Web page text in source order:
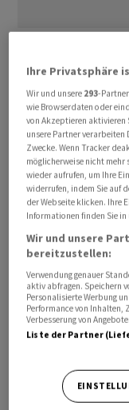
Während der
Nahost die
kommt
schwächelnden
spricht auch das
USA. Die
Mittwochabend
Rohölvorräte
Rekordniveau
+++
17:30
Der
Nachdem am
Ihre Privatsphäre
Wir und unsere 293-
wie Browserdaten oder
von Akzeptieren aktivieren
unsere Partner verarbeiten
Zwecke. Wenn Tracker
möglicherweise nicht mehr
wieder aufrufen, um Ihre
widerrufen, indem Sie auf
der Webseite klicken. Ihre
Informationen finden Sie
Wir und unsere
bereitzustellen:
Verwendung genauer
aktiv abfragen. Speichern
Personalisierte Werbung
Performance von Inhalten,
Verbesserung von
Liste der Partner